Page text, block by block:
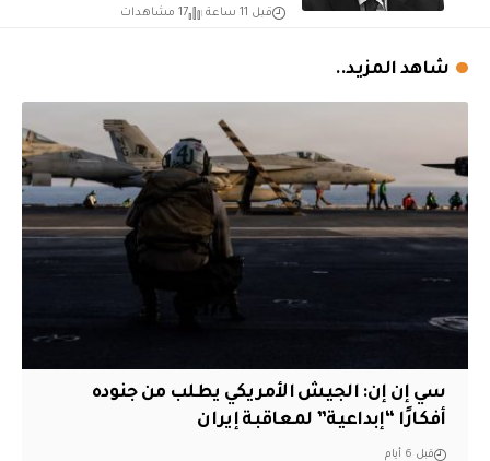
قبل 11 ساعة 17 مشاهدات
شاهد المزيد..
سي إن إن: الجيش الأمريكي يطلب من جنوده
أفكارًا “إبداعية” لمعاقبة إيران
قبل 6 أيام